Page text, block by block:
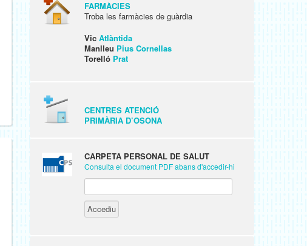
FARMÀCIES
Troba les farmàcies de guàrdia
Vic Atlàntida
Manlleu Pius Cornellas
Torelló Prat
CENTRES ATENCIÓ
PRIMÀRIA D’OSONA
CARPETA PERSONAL DE SALUT
Consulta el document PDF abans d'accedir-hi